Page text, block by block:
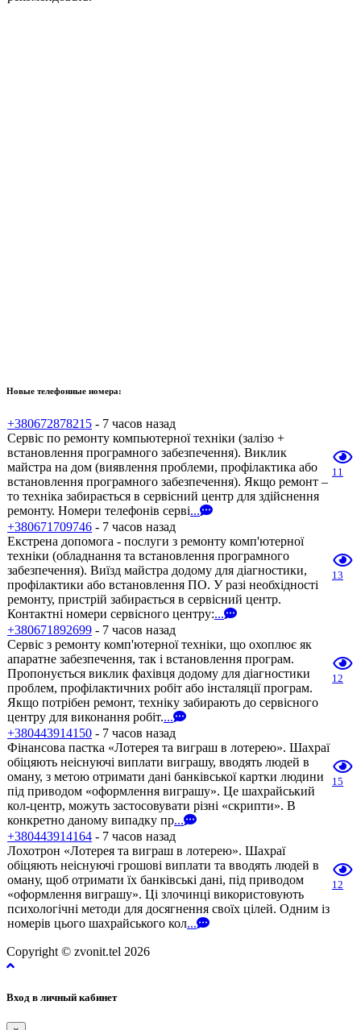
Новые телефонные номера:
+380672878215 - 7 часов назад
Сервіс по ремонту компьютерної техніки (залізо +
встановлення програмного забезпечення). Виклик
майстра на дом (виявлення проблеми, профілактика або
встановлення програмного забезпечення). Якщо ремонт –
то техніка забирається в сервісний центр для здійснення
ремонту. Номери телефонів серві...
11
+380671709746 - 7 часов назад
Екстрена допомога - послуги з ремонту комп'ютерної
техніки (обладнання та встановлення програмного
забезпечення). Виїзд майстра додому для діагностики,
профілактики або встановлення ПО. У разі необхідності
ремонту, пристрій забирається в сервісний центр.
Контактні номери сервісного центру:...
13
+380671892699 - 7 часов назад
Сервіс з ремонту комп'ютерної техніки, що охоплює як
апаратне забезпечення, так і встановлення програм.
Пропонується виклик фахівця додому для діагностики
проблем, профілактичних робіт або інсталяції програм.
Якщо потрібен ремонт, техніку забирають до сервісного
центру для виконання робіт....
12
+380443914150 - 7 часов назад
Фінансова пастка «Лотерея та виграш в лотерею». Шахраї
обіцяють неіснуючі виплати виграшу, вводять людей в
оману, з метою отримати дані банківської картки людини
під приводом «оформлення виграшу». Це шахрайський
кол-центр, можуть застосовувати різні «скрипти». В
конкретно даному випадку пр...
15
+380443914164 - 7 часов назад
Лохотрон «Лотерея та виграш в лотерею». Шахраї
обіцяють неіснуючі грошові виплати та вводять людей в
оману, щоб отримати їх банківські дані, під приводом
«оформлення виграшу». Ці злочинці використовують
психологічні методи для досягнення своїх цілей. Одним із
номерів цього шахрайського кол...
12
Copyright © zvonit.tel 2026
Вход в личный кабинет